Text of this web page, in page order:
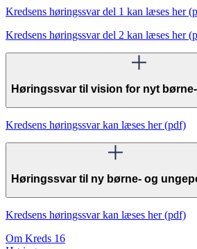
Kredsens høringssvar del 1 kan læses her
Kredsens høringssvar del 2 kan læses her
Høringssvar til vision for nyt
Kredsens høringssvar kan læses her (pdf)
Høringssvar til ny børne- og
Kredsens høringssvar kan læses her (pdf)
Om Kreds 16